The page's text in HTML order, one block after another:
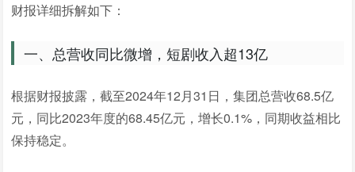
财报详细拆解如下：
一、总营收同比微增，短剧收入超13亿
根据财报披露，截至2024年12月31日，集团总营收68.5亿
元，同比2023年度的68.45亿元，增长0.1%，同期收益相比
保持稳定。